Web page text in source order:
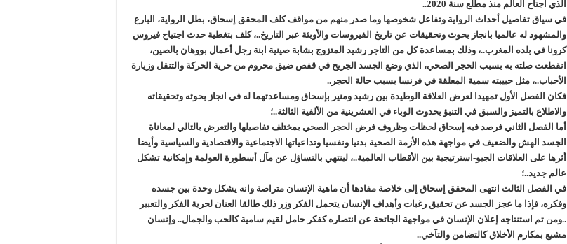
الذي اجتاح العالم منذ مطلع سنة 2020..
في سياق تفاصيل أحداث الرواية وتفاعل شخوصها وما صدر منهم من مواقف كلف المحقق إسحاق، بطل الرواية، البارع
والمشهود له عالميا بانجاز بحوث وتحقيقات عن تاريخ الفيروسات والأوبئة عبر التاريخ..، كلف بتغطية حدث اجتياح فيروس
كرونا في بلده المغرب..، وذلك بمساعدة كل من التاجر رشيد المتزوج بشابة صينية ابنة رجل أعمال بووهان بالصين،
انقطعت صلته به بسبب الحجر الصحي، الذي وضع الجسد الجريح في قفص ضيق محروم من حرية الحركة والتنقل وزيارة
الأحباب..، مثل حبيبته سمية المعلقة في فرنسا بسبب حالة الحجر..
فكان الفصل الأول تمهيدا لعرض العلاقة الوطيدة بين رشيد ومنير بإسحاق ومساعدتهما له في انجاز بحوثه وتحقيقاته
والاطلاع بالتميز والسبق في التنبؤ بحدوث الوباء في العشرينية من الألفية الثالثة..؛
أما الفصل الثاني فرصد فيه إسحاق لحظات وظروف فرض الحجر الصحي بمختلف تفاصيلها والتعرض بالتالي لمعاناة
الجسد الهش والضعيف في مواجهة هذه الأزمة الصحية بدنيا ونفسيا وتداعياتها الاجتماعية والاقتصادية والسياسية وأيضا
أثرها على العلاقات الجيو-استرتيجية بين الأقطاب العالمية..، لينتهي بالتساؤل عن مآل أسطورة العولمة وإمكانية تشكل
عالم جديد..؛
في الفصل الثالث انتهى المحقق إسحاق إلى خلاصة مفادها أن ماهية الإنسان متراصة وانه يشكل وحدة بين جسده
وفكره، فإذا ما عجز الجسد عن تحقيق رغبات وأهداف الإنسان يتحمل الفكر وزر ذلك طالقا العنان لحرية الفكر والتعبير
..ومن تم استنتاجه إعلان الإنسان في مواجهة الجائحة عن انتصاره كفكر حامل لقيم سامية كالحب والجمال.. وإنسان
مشبع بمكارم الأخلاق كالتضامن والتآخي..